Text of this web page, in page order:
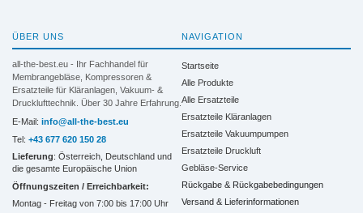
ÜBER UNS
all-the-best.eu - Ihr Fachhandel für
Membrangebläse, Kompressoren &
Ersatzteile für Kläranlagen, Vakuum- &
Drucklufttechnik. Über 30 Jahre Erfahrung.
E-Mail: info@all-the-best.eu
Tel: +43 677 620 150 28
Lieferung: Österreich, Deutschland und
die gesamte Europäische Union
Öffnungszeiten / Erreichbarkeit:
Montag - Freitag von 7:00 bis 17:00 Uhr
NAVIGATION
Startseite
Alle Produkte
Alle Ersatzteile
Ersatzteile Kläranlagen
Ersatzteile Vakuumpumpen
Ersatzteile Druckluft
Gebläse-Service
Rückgabe & Rückgabebedingungen
Versand & Lieferinformationen